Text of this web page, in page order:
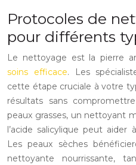
Protocoles de
pour différents
Le nettoyage est la pierre
soins efficace. Les
cette étape cruciale à votre
résultats sans
peaux grasses, un nettoyant
l’acide salicylique peut aider
Les peaux sèches
nettoyante nourrissante,